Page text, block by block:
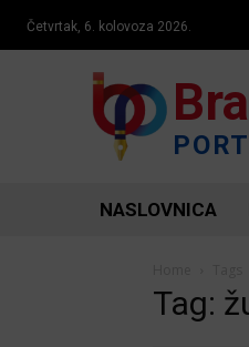
Četvrtak, 6. kolovoza 2026.
NASLOVNICA
Tag: